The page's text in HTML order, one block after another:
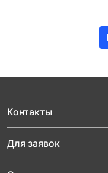
Контакты
Для заявок